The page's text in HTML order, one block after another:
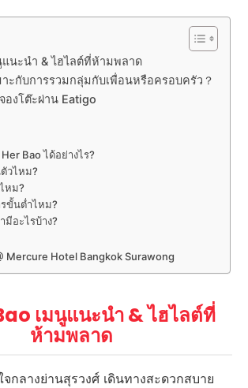
แนะนำ & ไฮไลต์ที่ห้ามพลาด
าะกับการรวมกลุ่มกับเพื่อนหรือครอบครัว？
องโต๊ะผ่าน Eatigo
Bao ได้อย่างไร?
วไหม?
หม?
ขั้นต่ำไหม?
มีอะไรบ้าง?
Mercure Hotel Bangkok Surawong
เมนูแนะนำ & ไฮไลต์ที่
ห้ามพลาด
จกลางย่านสุรวงศ์ เดินทางสะดวกสบาย